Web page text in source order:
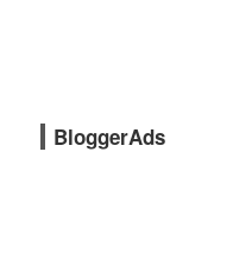
BloggerAds